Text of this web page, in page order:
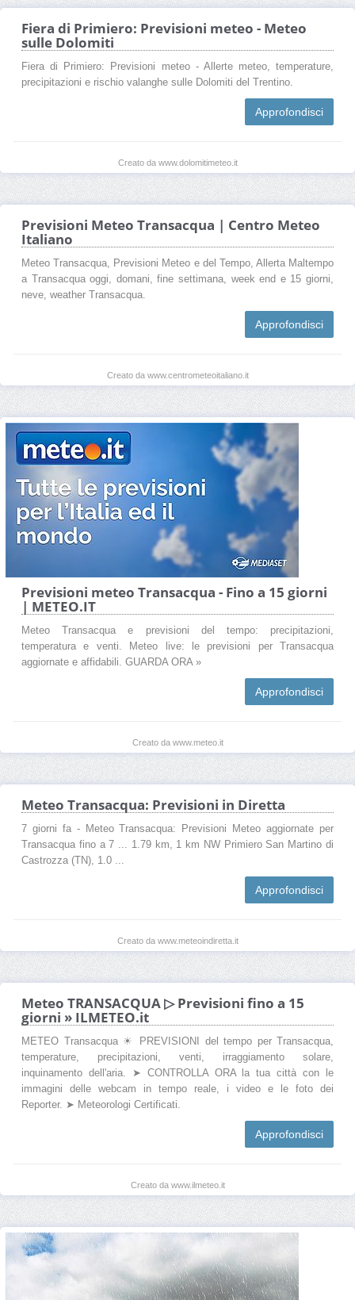
Fiera di Primiero: Previsioni meteo - Meteo
sulle Dolomiti
Fiera di Primiero: Previsioni meteo - Allerte meteo, temperature,
precipitazioni e rischio valanghe sulle Dolomiti del Trentino.
Approfondisci
Creato da www.dolomitimeteo.it
Previsioni Meteo Transacqua | Centro Meteo
Italiano
Meteo Transacqua, Previsioni Meteo e del Tempo, Allerta Maltempo
a Transacqua oggi, domani, fine settimana, week end e 15 giorni,
neve, weather Transacqua.
Approfondisci
Creato da www.centrometeoitaliano.it
Previsioni meteo Transacqua - Fino a 15 giorni
| METEO.IT
Meteo Transacqua e previsioni del tempo: precipitazioni,
temperatura e venti. Meteo live: le previsioni per Transacqua
aggiornate e affidabili. GUARDA ORA »
Approfondisci
Creato da www.meteo.it
Meteo Transacqua: Previsioni in Diretta
7 giorni fa - Meteo Transacqua: Previsioni Meteo aggiornate per
Transacqua fino a 7 ... 1.79 km, 1 km NW Primiero San Martino di
Castrozza (TN), 1.0 ...
Approfondisci
Creato da www.meteoindiretta.it
Meteo TRANSACQUA ▷ Previsioni fino a 15
giorni » ILMETEO.it
METEO Transacqua ☀ PREVISIONI del tempo per Transacqua,
temperature, precipitazioni, venti, irraggiamento solare,
inquinamento dell'aria. ➤ CONTROLLA ORA la tua città con le
immagini delle webcam in tempo reale, i video e le foto dei
Reporter. ➤ Meteorologi Certificati.
Approfondisci
Creato da www.ilmeteo.it